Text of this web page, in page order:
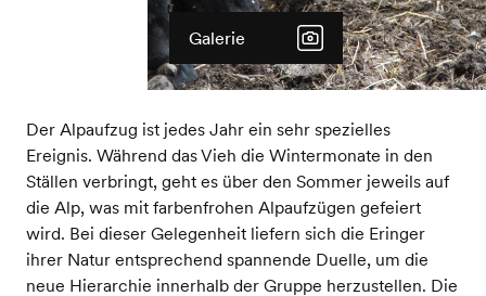
Galerie
Der Alpaufzug ist jedes Jahr ein sehr spezielles
Ereignis. Während das Vieh die Wintermonate in den
Ställen verbringt, geht es über den Sommer jeweils auf
die Alp, was mit farbenfrohen Alpaufzügen gefeiert
wird. Bei dieser Gelegenheit liefern sich die Eringer
ihrer Natur entsprechend spannende Duelle, um die
neue Hierarchie innerhalb der Gruppe herzustellen. Die